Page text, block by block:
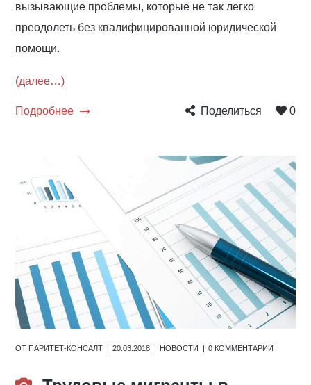
вызывающие проблемы, которые не так легко
преодолеть без квалифицированной юридической
помощи.
(далее…)
Подробнее Поделиться 0
ОТПАРИТЕТ-КОНСАЛТ 20.03.2018 НОВОСТИ 0 КОММЕНТАРИИ